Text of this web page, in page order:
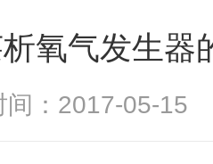
氧气发生器
间：2017-05-